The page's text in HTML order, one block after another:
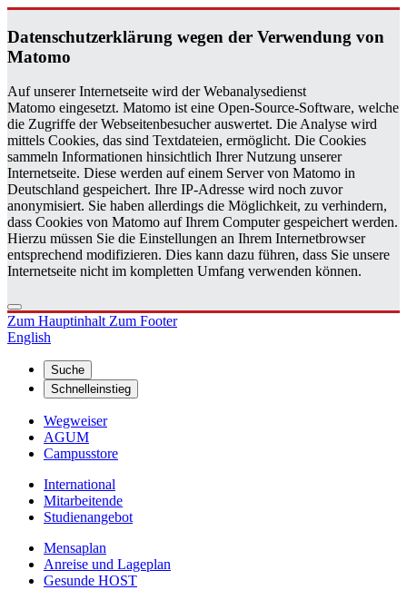
Da­ten­schutz­er­klä­rung wegen der Ver­wen­dung von
Ma­to­mo
Auf unserer Internetseite wird der Webanalysedienst
Matomo eingesetzt. Matomo ist eine Open-Source-Software, welche
die Zugriffe der Webseitenbesucher auswertet. Die Analyse wird
mittels Cookies, das sind Textdateien, ermöglicht. Die Cookies
sammeln Informationen hinsichtlich Ihrer Nutzung unserer
Internetseite. Diese werden auf einem Server von Matomo in
Deutschland gespeichert. Ihre IP-Adresse wird noch zuvor
anonymisiert. Sie haben allerdings die Möglichkeit, zu verhindern,
dass Cookies von Matomo auf Ihrem Computer gespeichert werden.
Hierzu müssen Sie die Einstellungen an Ihrem Internetbrowser
entsprechend modifizieren. Dies kann dazu führen, dass Sie unsere
Internetseite nicht im kompletten Umfang verwenden können.
Zum HauptinhaltZum Footer
English
Suche
Schnelleinstieg
Wegweiser
AGUM
Campusstore
International
Mitarbeitende
Studienangebot
Mensaplan
Anreise und Lageplan
Gesunde HOST